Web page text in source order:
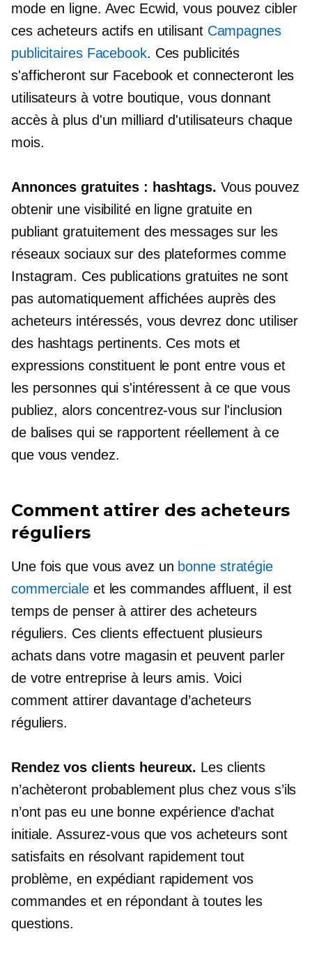
mode en ligne. Avec Ecwid, vous pouvez cibler
ces acheteurs actifs en utilisant Campagnes
publicitaires Facebook. Ces publicités
s'afficheront sur Facebook et connecteront les
utilisateurs à votre boutique, vous donnant
accès à plus d'un milliard d'utilisateurs chaque
mois.
Annonces gratuites : hashtags. Vous pouvez
obtenir une visibilité en ligne gratuite en
publiant gratuitement des messages sur les
réseaux sociaux sur des plateformes comme
Instagram. Ces publications gratuites ne sont
pas automatiquement affichées auprès des
acheteurs intéressés, vous devrez donc utiliser
des hashtags pertinents. Ces mots et
expressions constituent le pont entre vous et
les personnes qui s'intéressent à ce que vous
publiez, alors concentrez-vous sur l'inclusion
de balises qui se rapportent réellement à ce
que vous vendez.
Comment attirer des acheteurs
réguliers
Une fois que vous avez un bonne stratégie
commercialeet les commandes affluent, il est
temps de penser à attirer des acheteurs
réguliers. Ces clients effectuent plusieurs
achats dans votre magasin et peuvent parler
de votre entreprise à leurs amis. Voici
comment attirer davantage d’acheteurs
réguliers.
Rendez vos clients heureux. Les clients
n’achèteront probablement plus chez vous s’ils
n’ont pas eu une bonne expérience d’achat
initiale. Assurez-vous que vos acheteurs sont
satisfaits en résolvant rapidement tout
problème, en expédiant rapidement vos
commandes et en répondant à toutes les
questions.